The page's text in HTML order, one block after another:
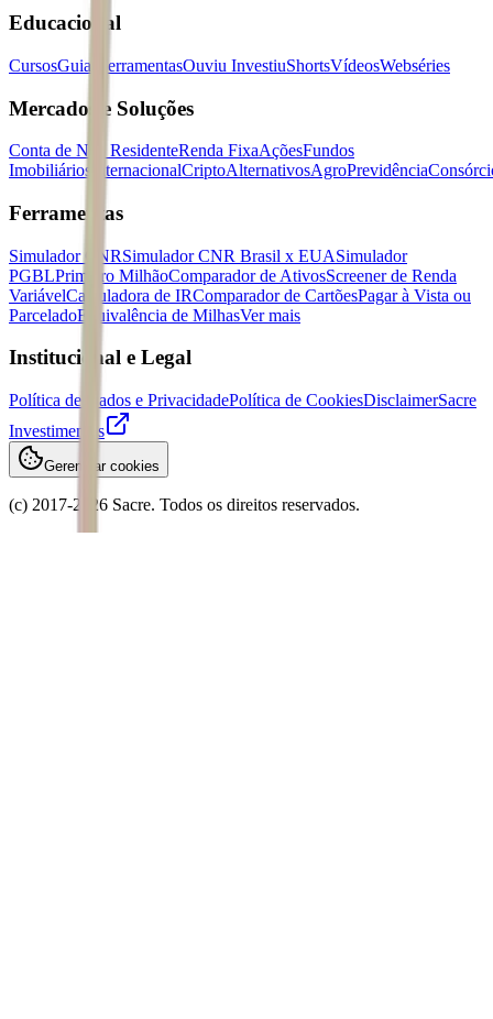
Educacional
CursosGuias FerramentasOuviu InvestiuShortsVídeosWebséries
Mercados e Soluções
Conta de Não ResidenteRenda FixaAçõesFundos
Imobiliários
InternacionalCriptoAlternativosAgroPrevidência
Ferramentas
Simulador CNRSimulador CNR Brasil x EUASimulador
PGBLPrimeiro MilhãoComparador de AtivosScreener de Renda
VariávelCalculadora de IRComparador de CartõesPagar à Vista ou
ParceladoEquivalência de MilhasVer mais
Institucional e Legal
Política de Dados e PrivacidadePolítica de CookiesDisclaimerSacre
Investimentos
Gerenciar cookies
(c) 2017-2026 Sacre. Todos os direitos reservados.